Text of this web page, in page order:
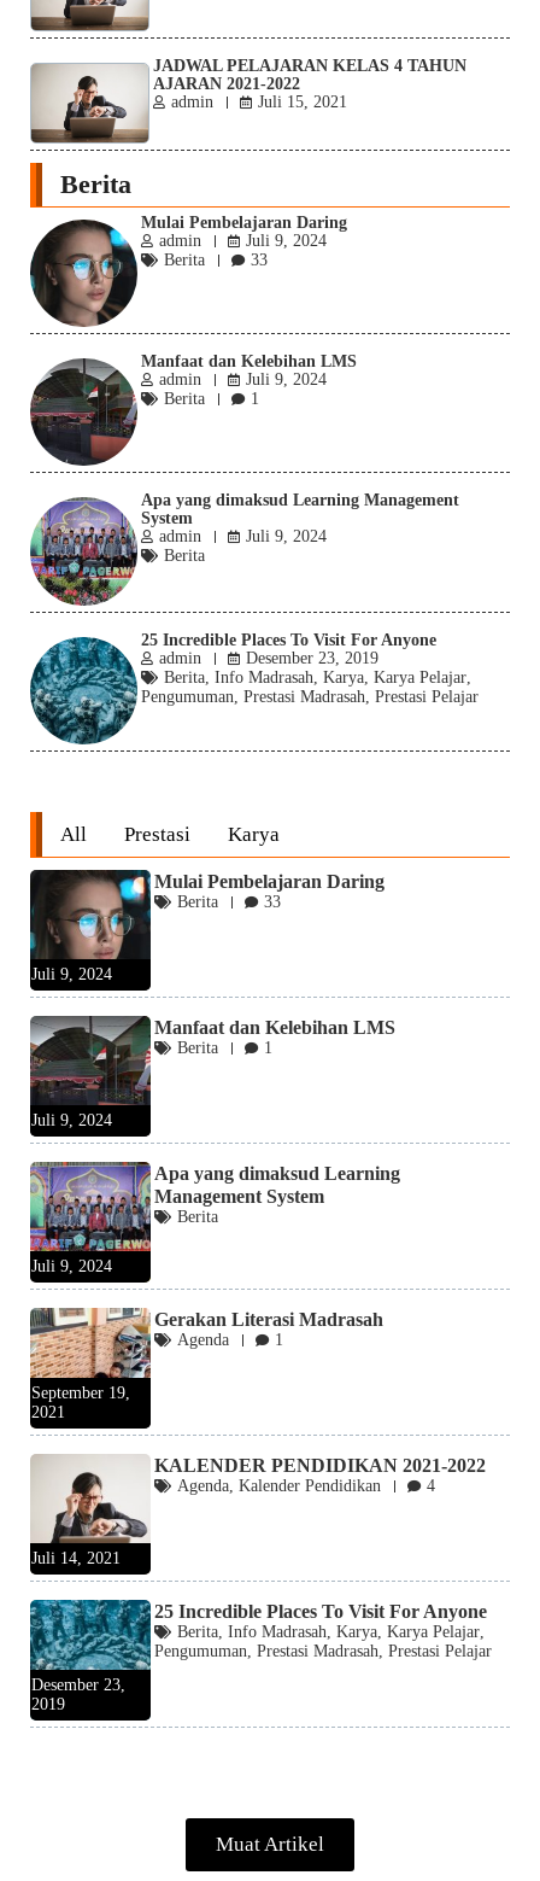
JADWAL PELAJARAN KELAS 4 TAHUN
AJARAN 2021-2022
admin
Juli 15, 2021
Berita
Mulai Pembelajaran Daring
admin
Juli 9, 2024
Berita
33
Manfaat dan Kelebihan LMS
admin
Juli 9, 2024
Berita
1
Apa yang dimaksud Learning Management
System
admin
Juli 9, 2024
Berita
25 Incredible Places To Visit For Anyone
admin
Desember 23, 2019
Berita ,Info Madrasah ,Karya ,Karya Pelajar
Pengumuman ,Prestasi Madrasah ,Prestasi Pelajar
All Prestasi Karya
Juli 9, 2024
Mulai Pembelajaran Daring
Berita 33
Juli 9, 2024
Manfaat dan Kelebihan LMS
Berita 1
Juli 9, 2024
Apa yang dimaksud Learning
Management System
Berita
September 19,
2021
Gerakan Literasi Madrasah
Agenda 1
Juli 14, 2021
KALENDER PENDIDIKAN 2021-2022
Agenda Kalender Pendidikan 4
Desember 23,
2019
25 Incredible Places To Visit For Anyone
Berita Info Madrasah Karya Karya Pelajar
Pengumuman Prestasi Madrasah Prestasi Pelajar
Muat Artikel